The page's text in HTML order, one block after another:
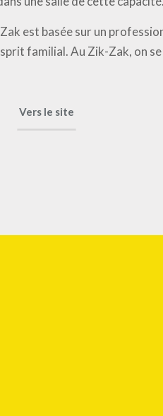
est basée sur un
familial. Au Zik-Zak, on se
Vers le site